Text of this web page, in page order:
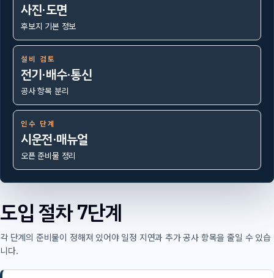
사진·도면
후보지 기본 정보
설비 검토
전기·배수·통신
공사 항목 분리
인수 단계
시운전·매뉴얼
오픈 준비물 정리
도입 절차 7단계
각 단계의 준비물이 정해져 있어야 일정 지연과 추가 공사 항목을 줄일 수 있습
니다.